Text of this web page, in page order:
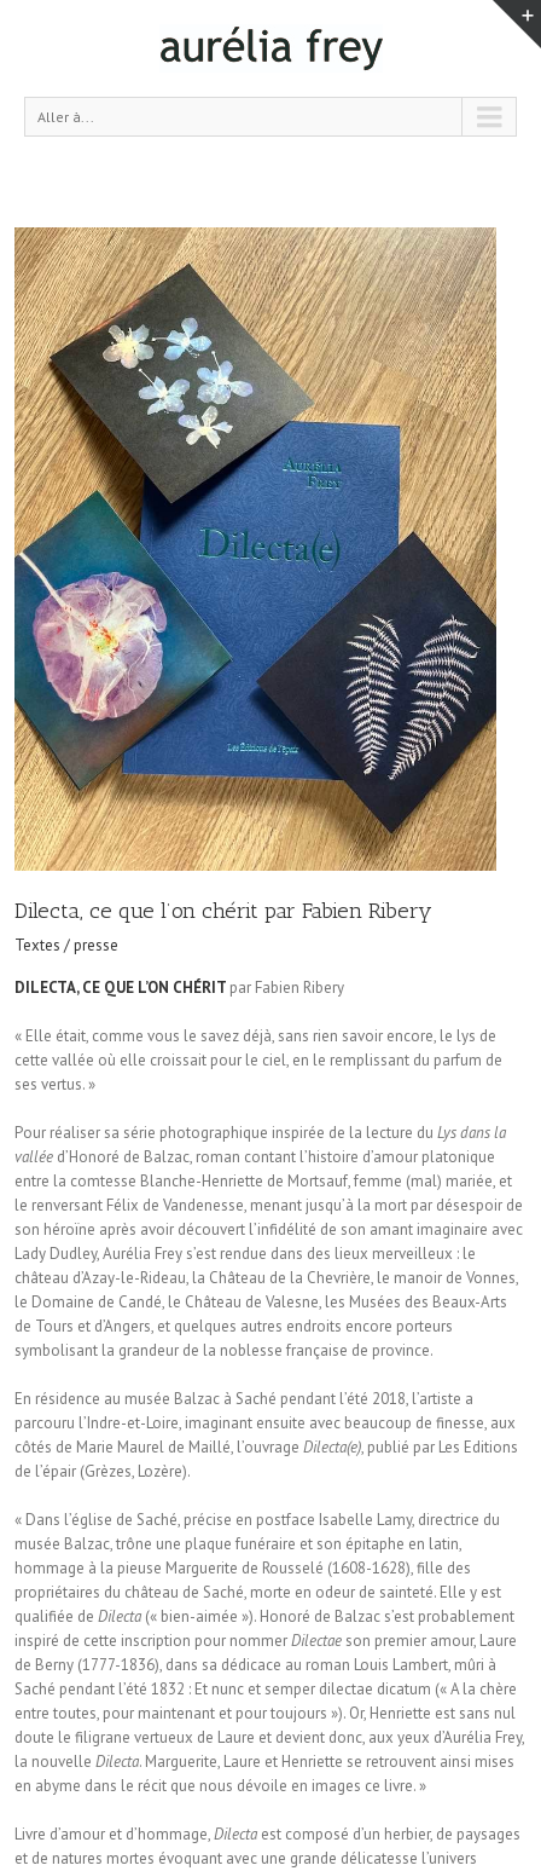
Aller à...
Dilecta, ce que l’on chérit par Fabien Ribery
Textes / presse
DILECTA, CE QUE L’ON CHÉRIT par Fabien Ribery
« Elle était, comme vous le savez déjà, sans rien savoir encore, le lys de
cette vallée où elle croissait pour le ciel, en le remplissant du parfum de
ses vertus. »
Pour réaliser sa série photographique inspirée de la lecture du Lys dans la
vallée d’Honoré de Balzac, roman contant l’histoire d’amour platonique
entre la comtesse Blanche-Henriette de Mortsauf, femme (mal) mariée, et
le renversant Félix de Vandenesse, menant jusqu’à la mort par désespoir de
son héroïne après avoir découvert l’infidélité de son amant imaginaire avec
Lady Dudley, Aurélia Frey s’est rendue dans des lieux merveilleux : le
château d’Azay-le-Rideau, la Château de la Chevrière, le manoir de Vonnes,
le Domaine de Candé, le Château de Valesne, les Musées des Beaux-Arts
de Tours et d’Angers, et quelques autres endroits encore porteurs
symbolisant la grandeur de la noblesse française de province.
En résidence au musée Balzac à Saché pendant l’été 2018, l’artiste a
parcouru l’Indre-et-Loire, imaginant ensuite avec beaucoup de finesse, aux
côtés de Marie Maurel de Maillé, l’ouvrage Dilecta(e), publié par Les Editions
de l’épair (Grèzes, Lozère).
« Dans l’église de Saché, précise en postface Isabelle Lamy, directrice du
musée Balzac, trône une plaque funéraire et son épitaphe en latin,
hommage à la pieuse Marguerite de Rousselé (1608-1628), fille des
propriétaires du château de Saché, morte en odeur de sainteté. Elle y est
qualifiée de Dilecta (« bien-aimée »). Honoré de Balzac s’est probablement
inspiré de cette inscription pour nommerDilectae son premier amour, Laure
de Berny (1777-1836), dans sa dédicace au roman Louis Lambert, mûri à
Saché pendant l’été 1832 : Et nunc et semper dilectae dicatum (« A la chère
entre toutes, pour maintenant et pour toujours »). Or, Henriette est sans nul
doute le filigrane vertueux de Laure et devient donc, aux yeux d’Aurélia Frey,
la nouvelle Dilecta. Marguerite, Laure et Henriette se retrouvent ainsi mises
en abyme dans le récit que nous dévoile en images ce livre. »
Livre d’amour et d’hommage,Dilecta est composé d’un herbier, de paysages
et de natures mortes évoquant avec une grande délicatesse l’univers